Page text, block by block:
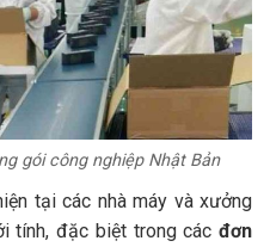
gói công nghiệp Nhật Bản
tại các nhà máy và xưởng
tính, đặc biệt trong các đơn